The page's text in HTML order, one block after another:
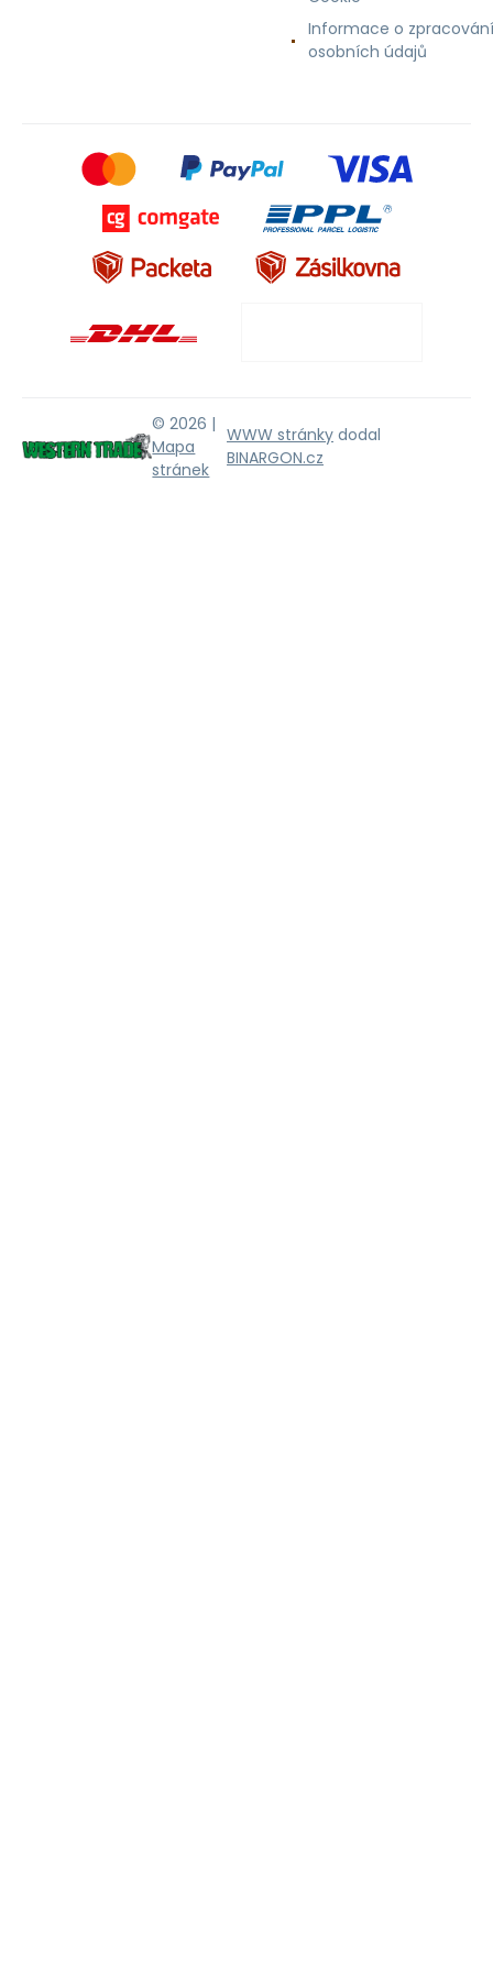
Informace o zpracování
osobních údajů
© 2026 |
Mapa
stránek
WWW stránky dodal
BINARGON.cz